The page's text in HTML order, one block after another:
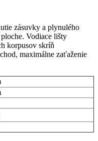
zásuvky a plynulého
Vodiace lišty
korpusov skríň
maximálne zaťaženie